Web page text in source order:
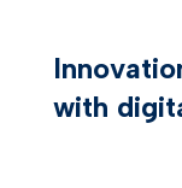
Cél: az
with